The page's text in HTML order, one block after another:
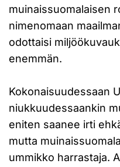
muinaissuomalaisen
nimenomaan
odottaisi
enemmän.
Kokonaisuudessaan
niukkuudessaankin
eniten saanee irti
mutta
ummikko harrastaja.